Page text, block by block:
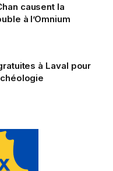
causent la
à l’Omnium
à Laval pour